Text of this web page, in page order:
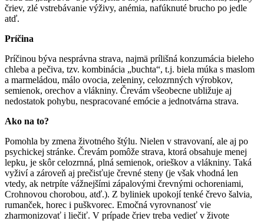
čriev, zlé vstrebávanie výživy, anémia, nafúknuté brucho po jedle
atď.
Príčina
Príčinou býva nesprávna strava, najmä prílišná konzumácia bieleho
chleba a pečiva, tzv. kombinácia „buchta“, t.j. biela múka s maslom
a marmeládou, málo ovocia, zeleniny, celozrnných výrobkov,
semienok, orechov a vlákniny. Črevám všeobecne ubližuje aj
nedostatok pohybu, nespracované emócie a jednotvárna strava.
Ako na to?
Pomohla by zmena životného štýlu. Nielen v stravovaní, ale aj po
psychickej stránke. Črevám pomôže strava, ktorá obsahuje menej
lepku, je skôr celozrnná, plná semienok, orieškov a vlákniny. Taká
vyživí a zároveň aj prečisťuje črevné steny (je však vhodná len
vtedy, ak netrpíte vážnejšími zápalovými črevnými ochoreniami,
Crohnovou chorobou, atď.). Z byliniek upokojí tenké črevo šalvia,
rumanček, horec i puškvorec. Emočná vyrovnanosť vie
zharmonizovať i liečiť. V prípade čriev treba vedieť v živote